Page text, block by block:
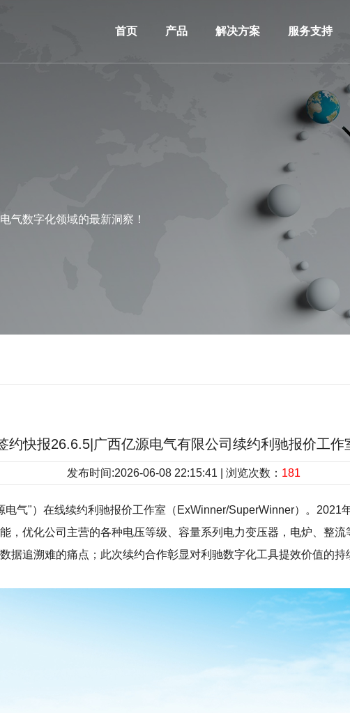
首页 产品 解决方案 服务支持
气数字化领域的最新洞察！
约快报26.6.5|广西亿源电气有限公司续约利驰报价工作
发布时间:2026-06-08 22:15:41 | 浏览次数： 181
气"）在线续约利驰报价工作室（ExWinner/SuperWinner）。2021
，优化公司主营的各种电压等级、容量系列电力变压器，电炉、整
据追溯难的痛点；此次续约合作彰显对利驰数字化工具提效价值的